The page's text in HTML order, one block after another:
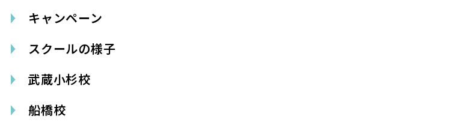
キャンペーン
スクールの様子
武蔵小杉校
船橋校